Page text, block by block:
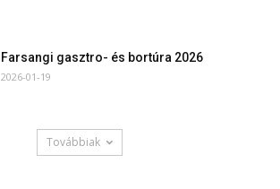
Farsangi gasztro- és bortúra 2026
2026-01-19
Továbbiak